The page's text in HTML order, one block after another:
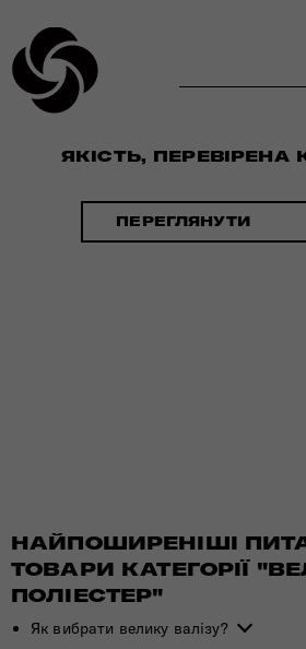
ЯКІСТЬ,
ПЕРЕГЛЯНУТИ
НАЙПОШИРЕНІШІ
ТОВАРИ КАТЕГОРІЇ
ПОЛІЕСТЕР"
Як вибрати велику валізу?